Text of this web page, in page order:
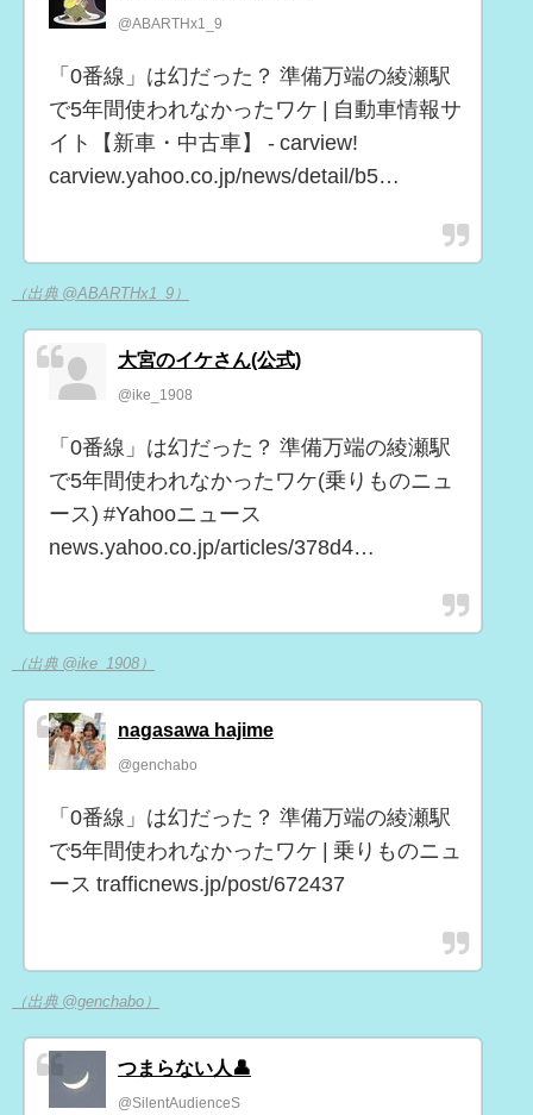
@ABARTHx1_9
「0番線」は幻だった？ 準備万端の綾瀬駅
で5年間使われなかったワケ | 自動車情報サ
イト【新車・中古車】 - carview!
carview.yahoo.co.jp/news/detail/b5…
（出典 @ABARTHx1_9）
大宮のイケさん(公式)
@ike_1908
「0番線」は幻だった？ 準備万端の綾瀬駅
で5年間使われなかったワケ(乗りものニュ
ース) #Yahooニュース
news.yahoo.co.jp/articles/378d4…
（出典 @ike_1908）
nagasawa hajime
@genchabo
「0番線」は幻だった？ 準備万端の綾瀬駅
で5年間使われなかったワケ | 乗りものニュ
ース trafficnews.jp/post/672437
（出典 @genchabo）
つまらない人👤
@SilentAudienceS